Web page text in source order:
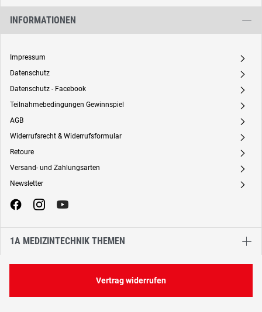
INFORMATIONEN
Impressum A
Datenschutz A
Datenschutz - Facebook A
Teilnahmebedingungen Gewinnspiel A
AGB A
Widerrufsrecht & Widerrufsformular A
Retoure A
Versand- und Zahlungsarten A
Newsletter A
1A MEDIZINTECHNIK THEMEN
Vertrag widerrufen